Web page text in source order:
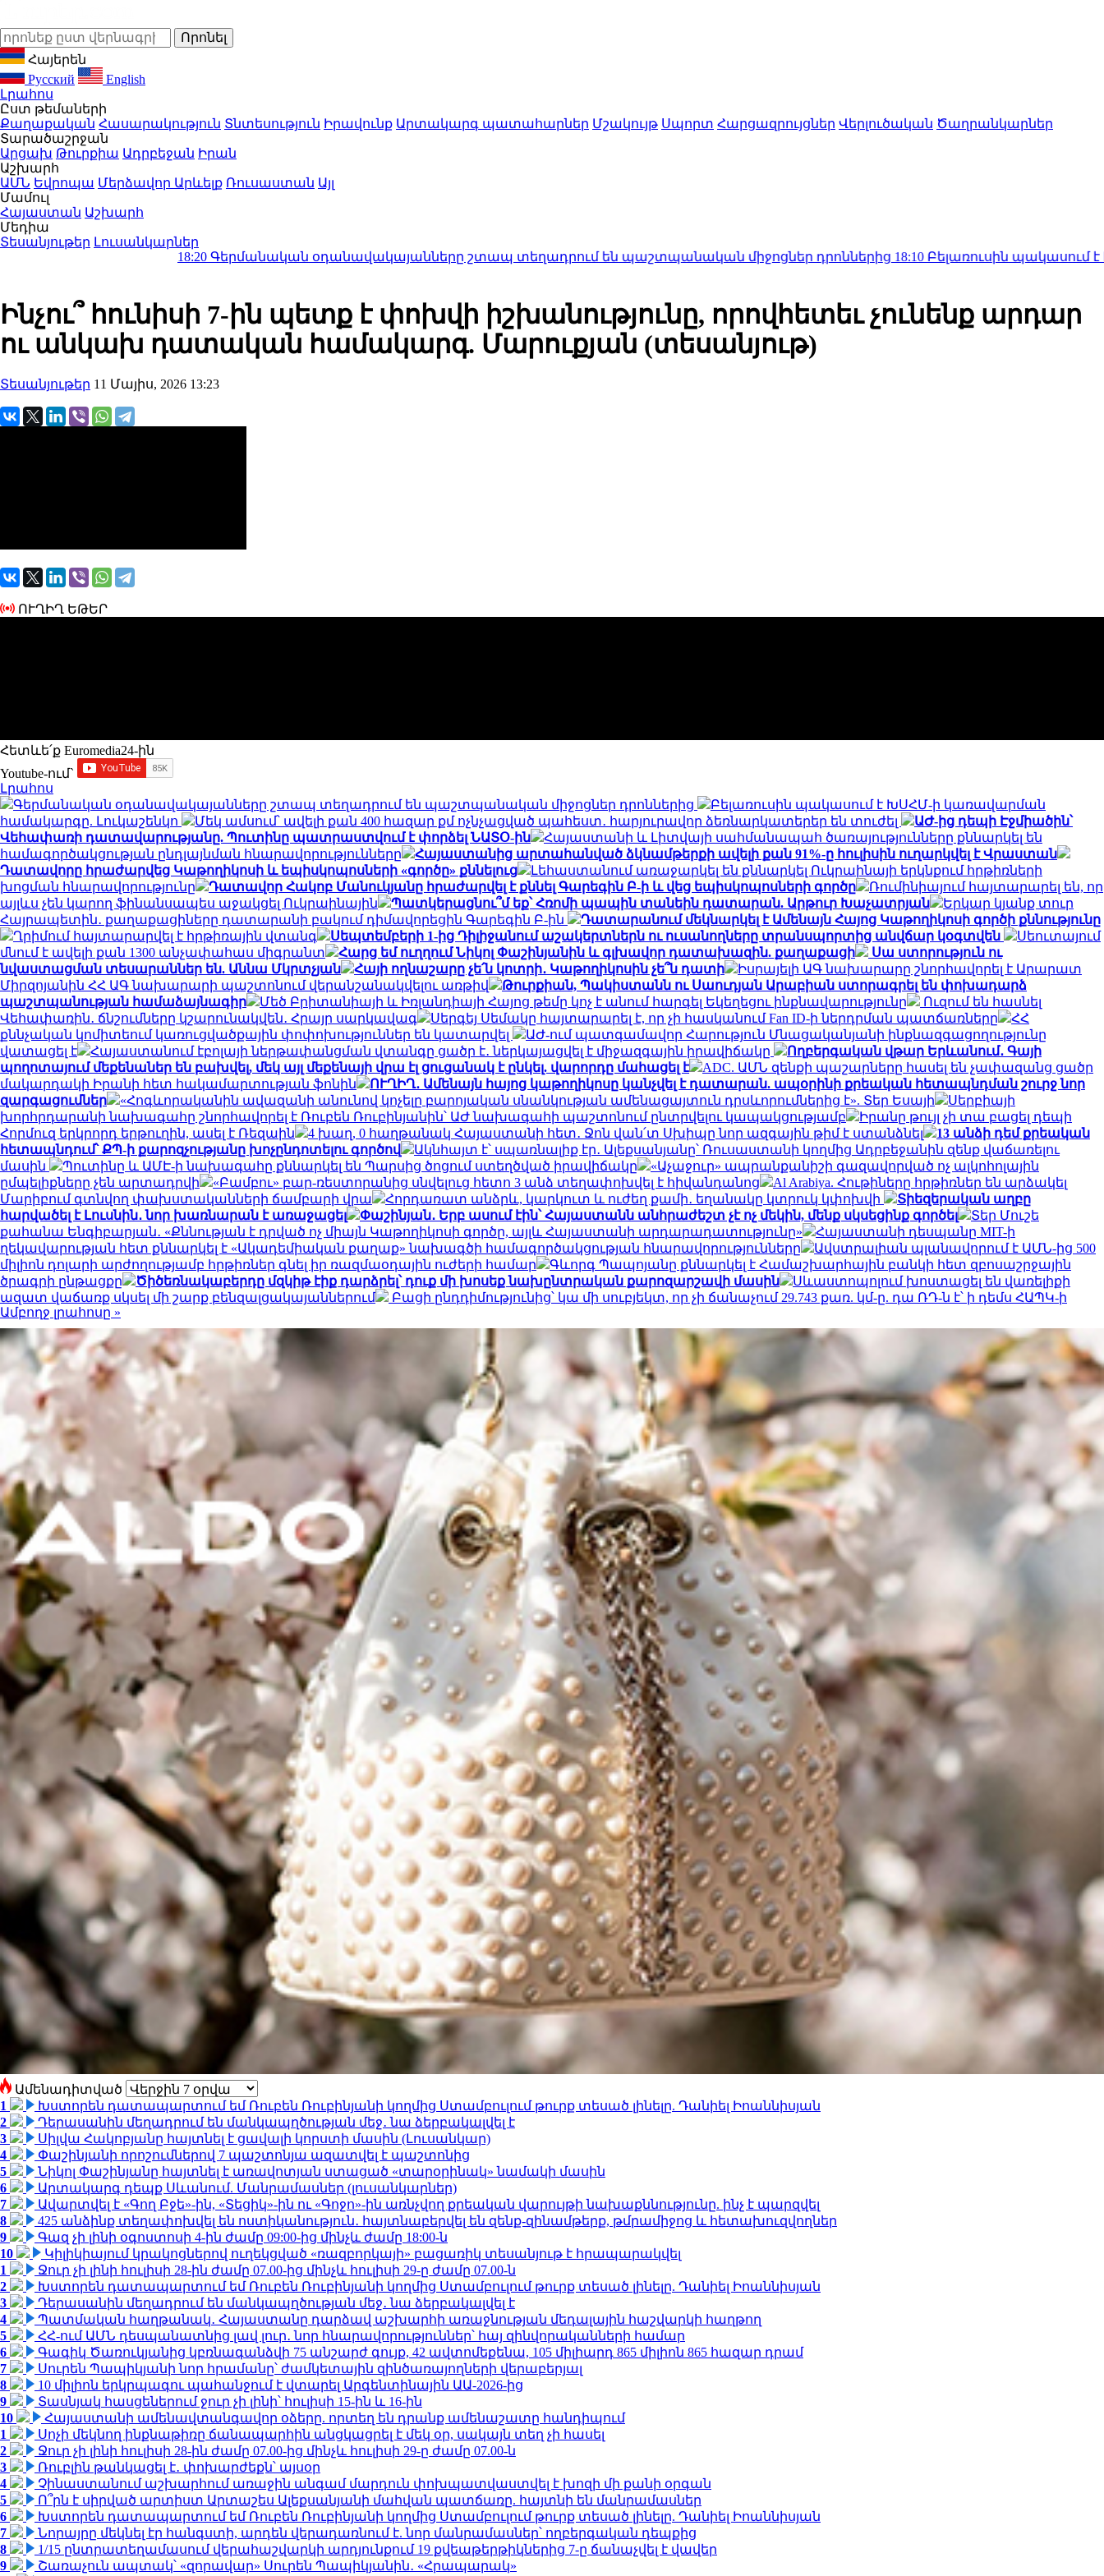
Հայերեն
Русский
English
Լրահոս
Ըստ թեմաների
Քաղաքական Հասարակություն Տնտեսություն Իրավունք Արտակարգ պատահարներ Մշակույթ Սպորտ Հարցազրույցներ Վերլուծական Ծաղրանկարներ
Տարածաշրջան
Արցախ Թուրքիա Ադրբեջան Իրան
Աշխարհ
ԱՄՆ Եվրոպա Մերձավոր Արևելք Ռուսաստան Այլ
Մամուլ
Հայաստան Աշխարհ
Մեդիա
Տեսանյութեր Լուսանկարներ
Գերմանական օդանավակայանները շտապ տեղադրում են պաշտպանական միջոցներ դրոններից18:10Բելառուսին պակասում է ԽՍՀՄ-ի
Ինչու՞ հունիսի 7-ին պետք է փոխվի իշխանությունը, որովհետեւ չունենք արդար
ու անկախ դատական համակարգ. Մարուքյան (տեսանյութ)
Տեսանյութեր 11 Մայիս, 2026 13:23
ՈՒՂԻՂ ԵԹԵՐ
Հետևե՛ք Euromedia24-ին
Youtube-ում`
Լրահոս
Գերմանական օդանավակայանները շտապ տեղադրում են պաշտպանական միջոցներ դրոններից
Բելառուսին պակասում է ԽՍՀՄ-ի կառավարման
համակարգը. Լուկաշենկո
Մեկ ամսում՝ ավելի քան 400 հազար քմ ոչնչացված պահեստ․ հարյուրավոր ձեռնարկատերեր են տուժել
ԱԺ-ից դեպի Էջմիածին՝
Վեհափառի դատավարությանը. Պուտինը պատրաստվում է փորձել ՆԱՏՕ-ին
Հայաստանի և Լիտվայի սահմանապահ ծառայությունները քննարկել են
համագործակցության ընդլայնման հնարավորությունները
Հայաստանից արտահանված ձկնամթերքի ավելի քան 91%-ը հուլիսին ուղարկվել է Վրաստան
Դատավորը հրաժարվեց Կաթողիկոսի և եպիսկոպոսների «գործը» քննելուց
Լեհաստանում առաջարկել են քննարկել Ուկրաինայի երկնքում հրթիռների
խոցման հնարավորությունը
Դատավոր Հակոբ Մանուկյանը հրաժարվել է քննել Գարեգին Բ-ի և վեց եպիսկոպոսների գործը
Ռումինիայում հայտարարել են, որ
այլևս չեն կարող ֆինանսապես աջակցել Ուկրաինային
Պատկերացնու՞մ եք՝ Հռոմի պապին տանեին դատարան. Արթուր Խաչատրյան
Երկար կյանք տուր
Հայրապետին․ քաղաքացիները դատարանի բակում դիմավորեցին Գարեգին Բ-ին
Դատարանում մեկնարկել է Ամենայն Հայոց Կաթողիկոսի գործի քննությունը
Ղրիմում հայտարարվել է հրթիռային վտանգ
Սեպտեմբերի 1-ից Դիլիջանում աշակերտներն ու ուսանողները տրանսպորտից անվճար կօգտվեն
Սեուտայում
մնում է ավելի քան 1300 անչափահաս միգրանտ
Հարց եմ ուղղում Նիկոլ Փաշինյանին և գլխավոր դատախազին. քաղաքացի
Սա ստորություն ու
նվաստացման տեսարաններ են. Աննա Մկրտչյան
Հայի ողնաշարը չե՛ն կոտրի․ Կաթողիկոսին չե՞ն դատի
Իսրայելի ԱԳ նախարարը շնորհավորել է Արարատ
Միրզոյանին ՀՀ ԱԳ նախարարի պաշտոնում վերանշանակվելու առթիվ
Թուրքիան, Պակիստանն ու Սաուդյան Արաբիան ստորագրել են փոխադարձ
պաշտպանության համաձայնագիր
Մեծ Բրիտանիայի և Իռլանդիայի Հայոց թեմը կոչ է անում հարգել Եկեղեցու ինքնավարությունը
Ուզում են հասնել
Վեհափառին․ ճնշումները կշարունակվեն․ Հրայր սարկավագ
Սերգեյ Սեմակը հայտարարել է, որ չի հասկանում Fan ID-ի ներդրման պատճառները
ՀՀ
քննչական կոմիտեում կառուցվածքային փոփոխություններ են կատարվել
ԱԺ-ում պատգամավոր Հարություն Մնացականյանի ինքնազգացողությունը
վատացել է
Հայաստանում էբոլայի ներթափանցման վտանգը ցածր է․ ներկայացվել է միջազգային իրավիճակը
Ողբերգական վթար Երևանում․ Գայի
պողոտայում մեքենաներ են բախվել, մեկ այլ մեքենայի վրա էլ ցուցանակ է ընկել. վարորդը մահացել է
ADC. ԱՄՆ զենքի պաշարները հասել են չափազանց ցածր
մակարդակի Իրանի հետ հակամարտության ֆոնին
ՈՒՂԻՂ․ Ամենայն հայոց կաթողիկոսը կանչվել է դատարան. ապօրինի քրեական հետապնդման շուրջ նոր
զարգացումներ
«Հոգևորականին ավազանի անունով կոչելը բարոյական սնանկության ամենացայտուն դրսևորումներից է». Տեր Եսայի
Սերբիայի
խորհրդարանի նախագահը շնորհավորել է Ռուբեն Ռուբինյանին՝ ԱԺ նախագահի պաշտոնում ընտրվելու կապակցությամբ
Իրանը թույլ չի տա բացել դեպի
Հորմուզ երկրորդ երթուղին, ասել է Ռեզաին
4 խաղ, 0 հաղթանակ Հայաստանի հետ․ Ջոն վան՛տ Սխիպը նոր ազգային թիմ է ստանձնել
13 անձի դեմ քրեական
հետապնդում՝ ՔՊ-ի քարոզչությանը խոչընդոտելու գործով
Ակնհայտ է՝ սպառնալիք էր․ Ալեքսանյանը՝ Ռուսաստանի կողմից Ադրբեջանին զենք վաճառելու
մասին
Պուտինը և ԱՄԷ-ի նախագահը քննարկել են Պարսից ծոցում ստեղծված իրավիճակը
«Աչաջուր» ապրանքանիշի գազավորված ոչ ալկոհոլային
ըմպելիքները չեն արտադրվի
«Բամբու» բար-ռեստորանից սնվելուց հետո 3 անձ տեղափոխվել է հիվանդանոց
Al Arabiya. Հութիները հրթիռներ են արձակել
Մարիբում գտնվող փախստականների ճամբարի վրա
Հորդառատ անձրև, կարկուտ և ուժեղ քամի․ եղանակը կտրուկ կփոխվի
Տիեզերական աղբը
հարվածել է Լուսնին․ նոր խառնարան է առաջացել
Փաշինյան․ Երբ ասում էին՝ Հայաստանն անհրաժեշտ չէ ոչ մեկին, մենք սկսեցինք գործել
Տեր Մուշե
քահանա Ենգիբարյան․ «Քննության է դրված ոչ միայն Կաթողիկոսի գործը, այլև Հայաստանի արդարադատությունը»
Հայաստանի դեսպանը MIT-ի
ղեկավարության հետ քննարկել է «Ակադեմիական քաղաք» նախագծի համագործակցության հնարավորությունները
Ավստրալիան պլանավորում է ԱՄՆ-ից 500
միլիոն դոլարի արժողությամբ հրթիռներ գնել իր ռազմաօդային ուժերի համար
Գևորգ Պապոյանը քննարկել է Համաշխարհային բանկի հետ զբոսաշրջային
ծրագրի ընթացքը
Ծիծեռնակաբերդը մզկիթ էիք դարձրել՝ դուք մի խոսեք նախընտրական քարոզարշավի մասին
Սևաստոպոլում խոստացել են վառելիքի
ազատ վաճառք սկսել մի շարք բենզալցակայաններում
Բացի ընդդիմությունից՝ կա մի սուբյեկտ, որ չի ճանաչում 29.743 քառ. կմ-ը. դա ՌԴ-ն է՝ ի դեմս ՀԱՊԿ-ի
Ամբողջ լրահոսը »
Ամենադիտված
1
Խստորեն դատապարտում եմ Ռուբեն Ռուբինյանի կողմից Ստամբուլում թուրք տեսած լինելը. Դանիել Իոաննիսյան
2
Դերասանին մեղադրում են մանկապղծության մեջ․ նա ձերբակալվել է
3
Սիլվա Հակոբյանը հայտնել է ցավալի կորստի մասին (Լուսանկար)
4
Փաշինյանի որոշումներով 7 պաշտոնյա ազատվել է պաշտոնից
5
Նիկոլ Փաշինյանը հայտնել է առավոտյան ստացած «տարօրինակ» նամակի մասին
6
Արտակարգ դեպք Սևանում. Մանրամասներ (լուսանկարներ)
7
Ավարտվել է «Գող Բջե»-ին, «Տեցիկ»-ին ու «Գոջո»-ին առնչվող քրեական վարույթի նախաքննությունը. ինչ է պարզվել
8
425 անձինք տեղափոխվել են ոստիկանություն․ հայտնաբերվել են զենք-զինամթերք, թմրամիջոց և հետախուզվողներ
9
Գազ չի լինի օգոստոսի 4-ին ժամը 09:00-ից մինչև ժամը 18:00-ն
10
Կիլիկիայում կրակոցներով ուղեկցված «ռազբորկայի» բացառիկ տեսանյութ է հրապարակվել
1
Ջուր չի լինի հուլիսի 28-ին ժամը 07.00-ից մինչև հուլիսի 29-ը ժամը 07.00-ն
2
Խստորեն դատապարտում եմ Ռուբեն Ռուբինյանի կողմից Ստամբուլում թուրք տեսած լինելը. Դանիել Իոաննիսյան
3
Դերասանին մեղադրում են մանկապղծության մեջ․ նա ձերբակալվել է
4
Պատմական հաղթանակ․ Հայաստանը դարձավ աշխարհի առաջնության մեդալային հաշվարկի հաղթող
5
ՀՀ-ում ԱՄՆ դեսպանատնից լավ լուր․ նոր հնարավորություններ՝ հայ զինվորականների համար
6
Գագիկ Ծառուկյանից կբռնագանձվի 75 անշարժ գույք, 42 ավտոմեքենա, 105 միլիարդ 865 միլիոն 865 հազար դրամ
7
Սուրեն Պապիկյանի նոր հրամանը՝ ժամկետային զինծառայողների վերաբերյալ
8
10 միլիոն երկրպագու պահանջում է վտարել Արգենտինային ԱԱ-2026-ից
9
Տասնյակ հասցեներում ջուր չի լինի՝ հուլիսի 15-ին և 16-ին
10
Հայաստանի ամենավտանգավոր օձերը. որտեղ են դրանք ամենաշատը հանդիպում
1
Սոչի մեկնող ինքնաթիռը ճանապարհին անցկացրել է մեկ օր, սակայն տեղ չի հասել
2
Ջուր չի լինի հուլիսի 28-ին ժամը 07.00-ից մինչև հուլիսի 29-ը ժամը 07.00-ն
3
Ռուբլին թանկացել է․ փոխարժեքն՝ այսօր
4
Չինաստանում աշխարհում առաջին անգամ մարդուն փոխպատվաստվել է խոզի մի քանի օրգան
5
Ո՞րն է սիրված արտիստ Արտաշես Ալեքսանյանի մահվան պատճառը. հայտնի են մանրամասներ
6
Խստորեն դատապարտում եմ Ռուբեն Ռուբինյանի կողմից Ստամբուլում թուրք տեսած լինելը. Դանիել Իոաննիսյան
7
Նորայրը մեկնել էր հանգստի, արդեն վերադառնում է. նոր մանրամասներ՝ ողբերգական դեպքից
8
1/15 ընտրատեղամասում վերահաշվարկի արդյունքում 19 քվեաթերթիկներից 7-ը ճանաչվել է վավեր
9
Շառաչուն ապտակ՝ «զորավար» Սուրեն Պապիկյանին․ «Հրապարակ»